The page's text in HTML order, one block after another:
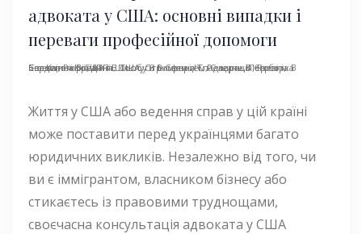
адвоката у США: основні випадки і
переваги професійної допомоги
Без Категорії,ДТП В США,Отримання Спадщини,
Перевірка Іноземної Компанії, Послуги В Сфері IT,Репарація,
Робота В Європі,Розірвання Шлюбу З Іноземцем,Смерть В Європі,
Спадщина В США
Життя у США або ведення справ у цій країні
може поставити перед українцями багато
юридичних викликів. Незалежно від того, чи
ви є іммігрантом, власником бізнесу або
стикаєтесь із правовими труднощами,
своєчасна консультація адвоката у США